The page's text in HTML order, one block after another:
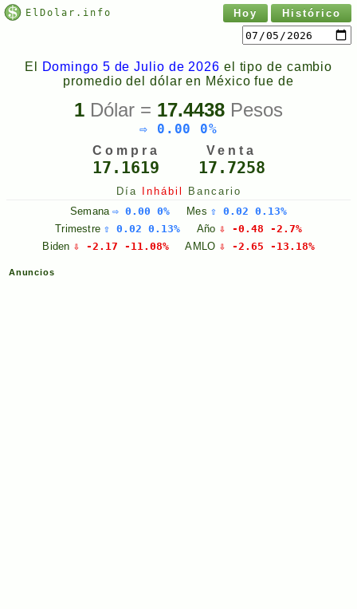
ElDolar.info Hoy Histórico
El Domingo 5 de Julio de 2026 el tipo de cambio
promedio del dólar en México fue de
1 Dólar = 17.4438 Pesos
⇨ 0.00 0%
Compra
17.1619
Venta
17.7258
Día Inhábil
Bancario
Semana ⇨ 0.00 0% Mes ⇧ 0.02 0.13%
Trimestre ⇧ 0.02 0.13% Año ⇩ -0.48 -2.7%
Biden ⇩ -2.17 -11.08% AMLO ⇩ -2.65 -13.18%
Anuncios